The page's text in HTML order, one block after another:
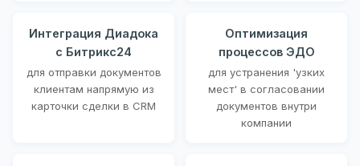
Интеграция Диадока
с Битрикс24
для отправки документов
клиентам напрямую из
карточки сделки в CRM
Оптимизация
процессов ЭДО
для устранения 'узких
мест' в согласовании
документов внутри
компании